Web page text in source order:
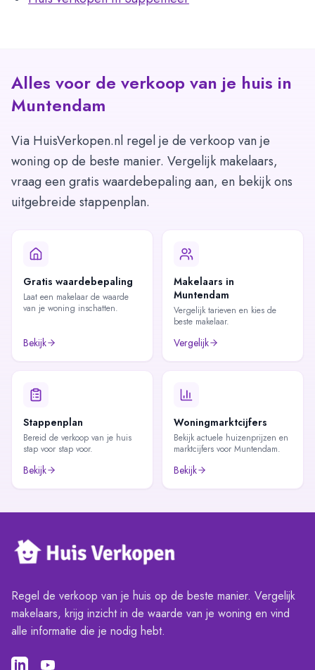
Alles voor de verkoop van je huis in
Muntendam
Via HuisVerkopen.nl regel je de verkoop van je
woning op de beste manier. Vergelijk makelaars,
vraag een gratis waardebepaling aan, en bekijk ons
uitgebreide stappenplan.
Gratis waardebepaling
Laat een makelaar de waarde
van je woning inschatten.
Bekijk
Makelaars in
Muntendam
Vergelijk tarieven en kies de
beste makelaar.
Vergelijk
Stappenplan
Bereid de verkoop van je huis
stap voor stap voor.
Bekijk
Woningmarktcijfers
Bekijk actuele huizenprijzen en
marktcijfers voor Muntendam.
Bekijk
Regel de verkoop van je huis op de beste manier. Vergelijk
makelaars, krijg inzicht in de waarde van je woning en vind
alle informatie die je nodig hebt.